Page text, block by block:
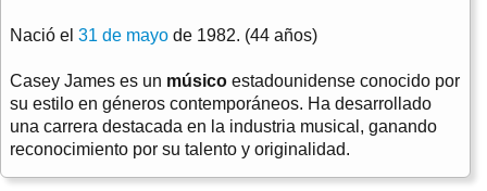
Nació el 31 de mayo de 1982. (44 años)
Casey James es un músico estadounidense conocido por
su estilo en géneros contemporáneos. Ha desarrollado
una carrera destacada en la industria musical, ganando
reconocimiento por su talento y originalidad.